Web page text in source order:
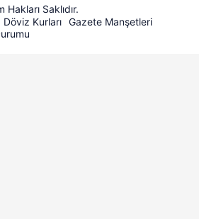
Saklıdır.
Döviz Kurları Gazete Manşetleri